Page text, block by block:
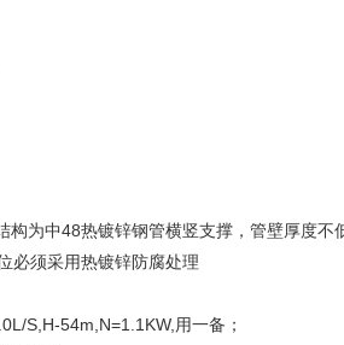
为中48热镀锌钢管横竖支撑，管壁厚度不
必须采用热镀锌防腐处理
S,H-54m,N=1.1KW,用一备；